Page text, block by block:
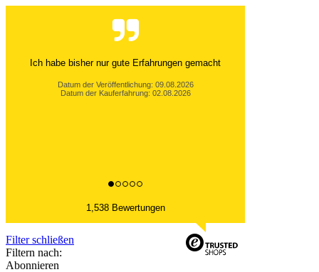
Ich habe bisher nur gute Erfahrungen gemacht
Datum der Veröffentlichung: 09.08.2026
Datum der Kauferfahrung: 02.08.2026
1,538 Bewertungen
Filter schließen
Filtern nach:
Abonnieren